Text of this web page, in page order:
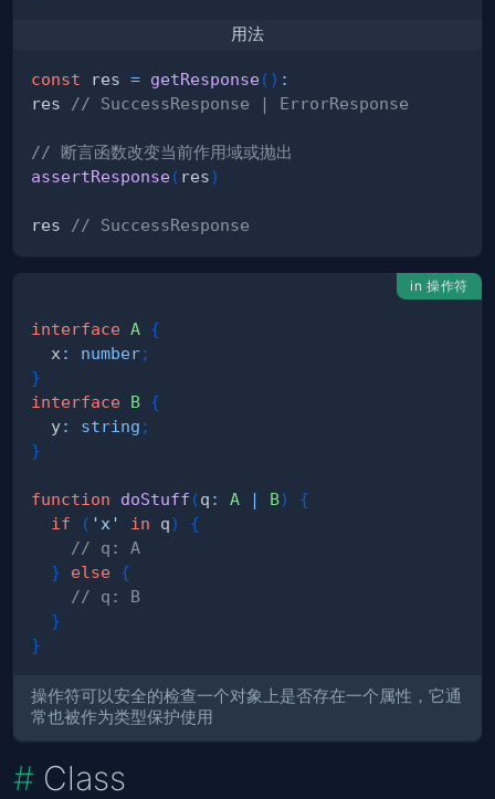
用法
const res = getResponse( ) :
res
// SuccessResponse | ErrorResponse
// 断言函数改变当前作用域或抛出
assertResponse( res)
res // SuccessResponse
in 操作符
interface A {
  x
: number;
}
interface B {
  y
: string ;
}
function doStuff (q : A | B)
{
if
( 'x' in q)
{
// q: A
}
else {
// q: B
}
}
操作符可以安全的检查一个对象上是否存在一个属性，它通
常也被作为类型保护使用
Class